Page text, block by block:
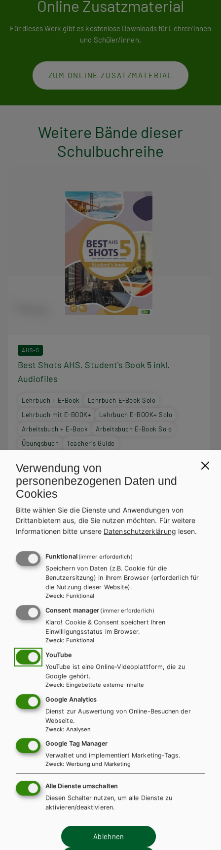
Online Zusatzmaterial
Für dieses Werk gibt es kostenlose Downloads für Lehrer/innen
und Schüler/innen.
ZUM ONLINE ZUSATZMATERIAL
Weitere Bände dieser
Schulbuchreihe
AHS-O
Best Shots AHS. Student's Book 5 inkl.
Audiofiles
Lehrbuch + E-Book
Lehrbuch E-Book Solo
Lehrbuch mit E-BOOK+
Lehrbuch E-BOOK+ Solo
Arbeitsbuch + E-Book
Arbeitsbuch E-Book Solo
Übungsbuch
Teacher´s Guide
AHS-O
Best Shots AHS. Student's Book 6 inkl.
Audiofiles
Lehrbuch + E-Book
Lehrbuch E-Book Solo
Lehrbuch mit E-BOOK+
Arbeitsbuch + E-Book
Teacher´s Resource Pack
Verwendung von
personenbezogenen Daten und
Cookies
Bitte wählen Sie die Dienste und Anwendungen von
Drittanbietern aus, die Sie nutzen möchten. Für weitere
Informationen bitte unsere Datenschutzerklärung lesen.
Funktional (immer erforderlich)
Speichern von Daten (z.B. Cookie für die
Benutzersitzung) in Ihrem Browser (erforderlich für
die Nutzung dieser Website).
Zweck: Funktional
Consent manager (immer erforderlich)
Klaro! Cookie & Consent speichert Ihren
Einwilligungsstatus im Browser.
Zweck: Funktional
YouTube
YouTube ist eine Online-Videoplattform, die zu
Google gehört.
Zweck: Eingebettete externe Inhalte
Google Analytics
Dienst zur Auswertung von Online-Besuchen der
Webseite.
Zweck: Analysen
Google Tag Manager
Verwaltet und implementiert Marketing-Tags.
Zweck: Werbung und Marketing
Alle Dienste umschalten
Diesen Schalter nutzen, um alle Dienste zu
aktivieren/deaktivieren.
Ablehnen